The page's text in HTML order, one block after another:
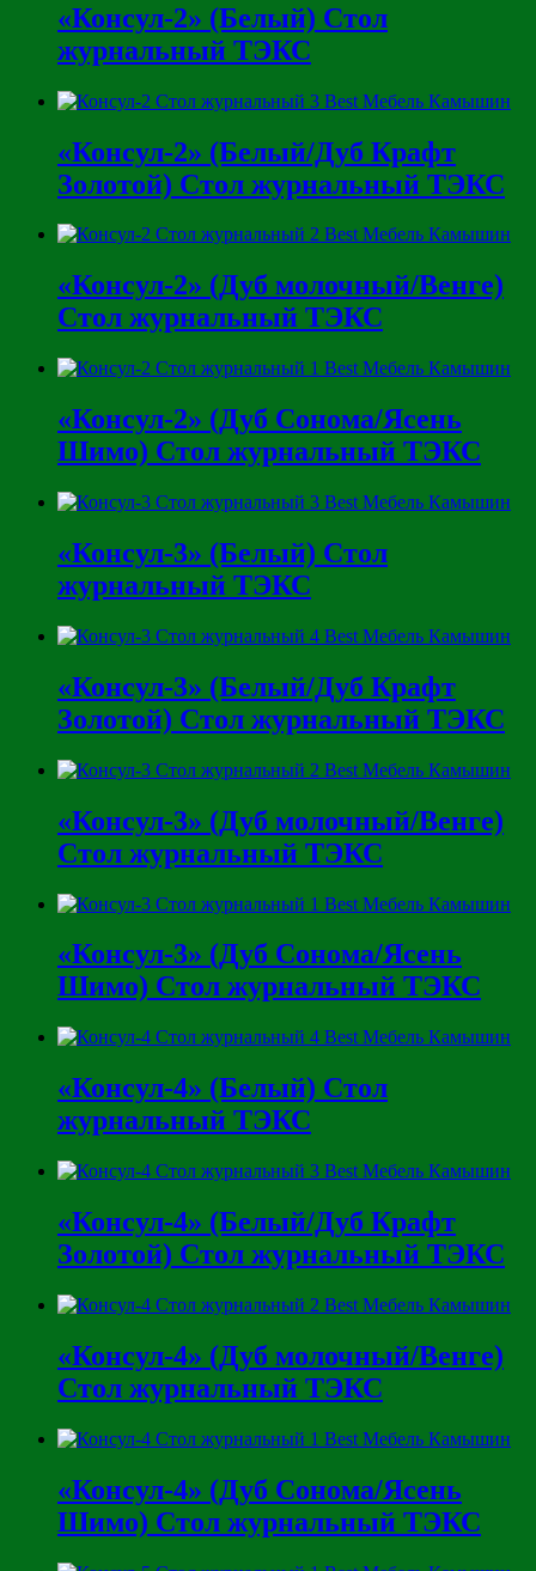
«Консул-2» (Белый) Стол
журнальный ТЭКС
«Консул-2» (Белый/Дуб Крафт
Золотой) Стол журнальный ТЭКС
«Консул-2» (Дуб молочный/Венге)
Стол журнальный ТЭКС
«Консул-2» (Дуб Сонома/Ясень
Шимо) Стол журнальный ТЭКС
«Консул-3» (Белый) Стол
журнальный ТЭКС
«Консул-3» (Белый/Дуб Крафт
Золотой) Стол журнальный ТЭКС
«Консул-3» (Дуб молочный/Венге)
Стол журнальный ТЭКС
«Консул-3» (Дуб Сонома/Ясень
Шимо) Стол журнальный ТЭКС
«Консул-4» (Белый) Стол
журнальный ТЭКС
«Консул-4» (Белый/Дуб Крафт
Золотой) Стол журнальный ТЭКС
«Консул-4» (Дуб молочный/Венге)
Стол журнальный ТЭКС
«Консул-4» (Дуб Сонома/Ясень
Шимо) Стол журнальный ТЭКС